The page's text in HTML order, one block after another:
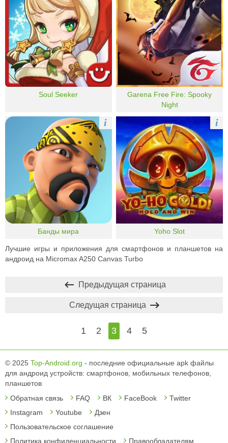
Soul Seeker
Garena Free Fire: Spooky
Night
Банды мира
i
Yoho Slot
i
Лучшие игры и приложения для смартфонов и планшетов на
андроид на Micromax A250 Canvas Turbo
Предыдущая страница
1 2 3 4 5
Следущая страница
© 2025 Top-Android.org - последние официальные apk файлы
для андроид устройств: смартфонов, мобильных телефонов,
планшетов
Обратная связь
FAQ ВК FaceBook
Twitter
Instagram
Youtube
Дзен
Пользовательское соглашение
Политика конфиденциальности
Правообладателям